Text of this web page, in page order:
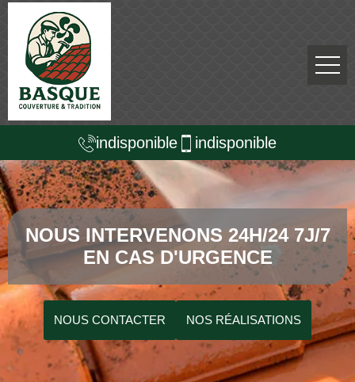
indisponible indisponible
NOUS INTERVENONS 24H/24 7J/7
EN CAS D'URGENCE
NOUS CONTACTER NOS RÉALISATIONS